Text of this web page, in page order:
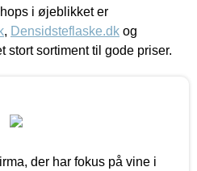
i øjeblikket er
, Densidsteflaske.dk og
stort sortiment til gode priser.
der har fokus på vine i